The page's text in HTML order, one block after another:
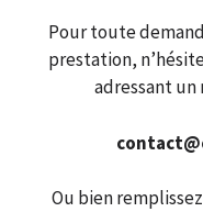
Pour toute
prestation,
adressant un
Ou bien